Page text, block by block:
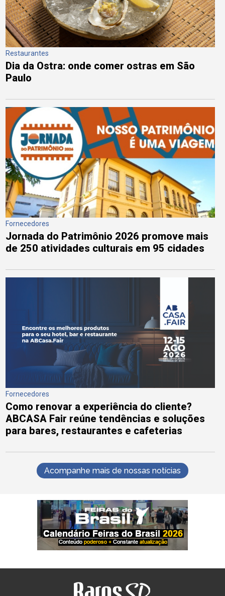
Restaurantes
Dia da Ostra: onde comer ostras em São
Paulo
Fornecedores
Jornada do Patrimônio 2026 promove mais
de 250 atividades culturais em 95 cidades
Fornecedores
Como renovar a experiência do cliente?
ABCASA Fair reúne tendências e soluções
para bares, restaurantes e cafeterias
Acompanhe mais de nossas notícias